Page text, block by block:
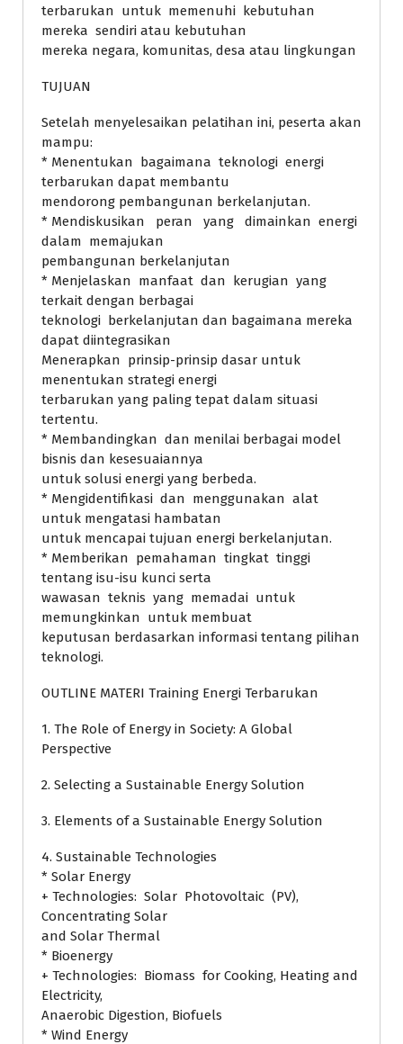
terbarukan untuk memenuhi kebutuhan
mereka sendiri atau kebutuhan
mereka negara, komunitas, desa atau lingkungan
TUJUAN
Setelah menyelesaikan pelatihan ini, peserta akan
mampu:
* Menentukan bagaimana teknologi energi
terbarukan dapat membantu
mendorong pembangunan berkelanjutan.
* Mendiskusikan peran yang dimainkan energi
dalam memajukan
pembangunan berkelanjutan
* Menjelaskan manfaat dan kerugian yang
terkait dengan berbagai
teknologi berkelanjutan dan bagaimana mereka
dapat diintegrasikan
Menerapkan prinsip-prinsip dasar untuk
menentukan strategi energi
terbarukan yang paling tepat dalam situasi
tertentu.
* Membandingkan dan menilai berbagai model
bisnis dan kesesuaiannya
untuk solusi energi yang berbeda.
* Mengidentifikasi dan menggunakan alat
untuk mengatasi hambatan
untuk mencapai tujuan energi berkelanjutan.
* Memberikan pemahaman tingkat tinggi
tentang isu-isu kunci serta
wawasan teknis yang memadai untuk
memungkinkan untuk membuat
keputusan berdasarkan informasi tentang pilihan
teknologi.
OUTLINE MATERI Training Energi Terbarukan
1. The Role of Energy in Society: A Global
Perspective
2. Selecting a Sustainable Energy Solution
3. Elements of a Sustainable Energy Solution
4. Sustainable Technologies
* Solar Energy
+ Technologies: Solar Photovoltaic (PV),
Concentrating Solar
and Solar Thermal
* Bioenergy
+ Technologies: Biomass for Cooking, Heating and
Electricity,
Anaerobic Digestion, Biofuels
* Wind Energy